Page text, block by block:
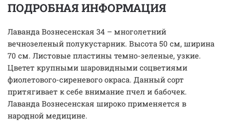
ПОДРОБНАЯ ИНФОРМАЦИЯ
Лаванда Вознесенская 34 – многолетний
вечнозеленый полукустарник. Высота 50 см, ширина
70 см. Листовые пластины темно-зеленые, узкие.
Цветет крупными шаровидными соцветиями
фиолетового-сиреневого окраса. Данный сорт
притягивает к себе внимание пчел и бабочек.
Лаванда Вознесенская широко применяется в
народной медицине.